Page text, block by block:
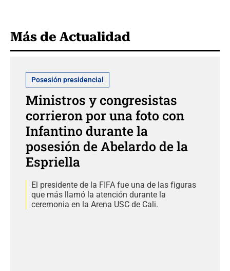
Más de Actualidad
Posesión presidencial
Ministros y congresistas
corrieron por una foto con
Infantino durante la
posesión de Abelardo de la
Espriella
El presidente de la FIFA fue una de las figuras
que más llamó la atención durante la
ceremonia en la Arena USC de Cali.